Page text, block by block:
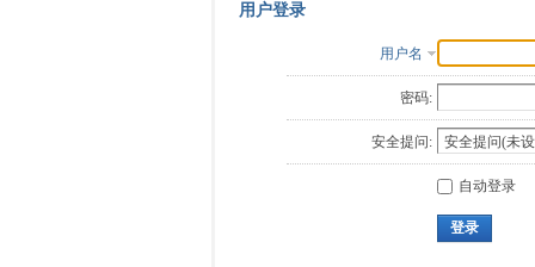
用户登录
用户名
密码:
安全提问:
自动登录
登录